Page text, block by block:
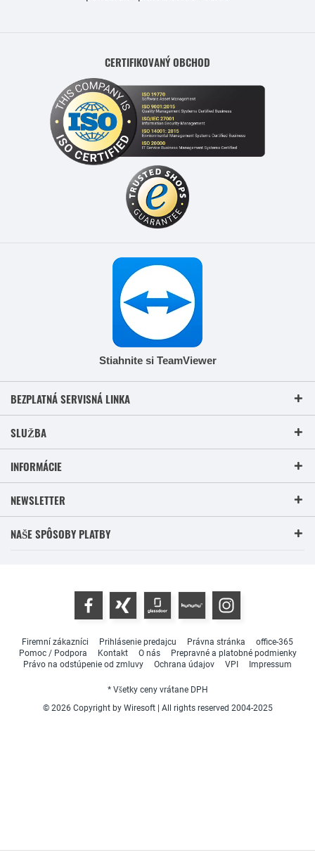
CERTIFIKOVANÝ OBCHOD
Stiahnite si TeamViewer
BEZPLATNÁ SERVISNÁ LINKA
SLUŽBA
INFORMÁCIE
NEWSLETTER
NAŠE SPÔSOBY PLATBY
Firemní zákazníci Prihlásenie predajcu Právna stránka
office-365
Pomoc / Podpora
Kontakt O nás
Prepravné a platobné podmienky
Právo na odstúpenie od zmluvy
Ochrana údajov VPI Impressum
* Všetky ceny vrátane DPH
© 2026 Copyright by Wiresoft | All rights reserved 2004-2025